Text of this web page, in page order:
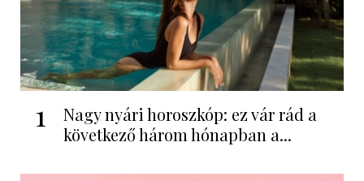
1
Nagy nyári horoszkóp: ez vár rád a
következő három hónapban a...